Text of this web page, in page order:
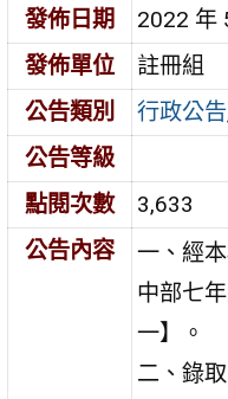
發佈日期
2022 年
發佈單位
註冊組
公告類別
行政公告
公告等級
點閱次數
3,633
公告內容
一、經
中部七
一】。
二、錄